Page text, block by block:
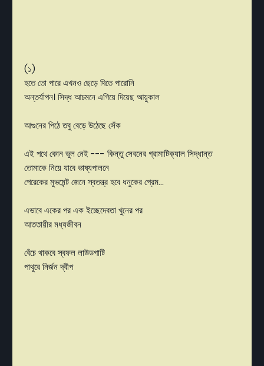
(১)
হতে তো পারে এখনও ছেড়ে দিতে পারোনি
অন্তর্যাপন। সিদ্ধ আচমনে এগিয়ে দিয়েছ আয়ুকাল
আগুনের পিঠে তবু বেড়ে উঠেছে সেঁক
এই পথে কোন ভুল নেই --- কিন্তু সেবনের গ্রামাটিক্যাল সিদ্ধান্ত
তোমাকে নিয়ে যাবে ভাষ্যপালনে
পেরেকের মুভমেন্ট জেনে স্বতন্ত্র হবে ধনুকের প্রেম...
এভাবে একের পর এক ইচ্ছেদেবতা খুনের পর
আততায়ীর মধ্যজীবন
বেঁচে থাকবে স্বফল লাউডগাটি
পাথুরে নির্জন দ্বীপ